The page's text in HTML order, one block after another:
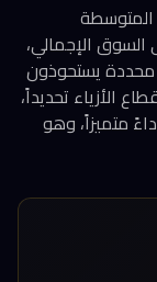
المتوسطة
الإجمالي،
محددة يستحوذون
الأزياء تحديداً،
متميزاً، وهو